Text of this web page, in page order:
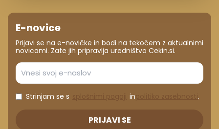
E-novice
Prijavi se na e-novičke in bodi na tekočem z aktualnimi
novicami. Zate jih pripravlja uredništvo Cekin.si.
Strinjam se s in .
PRIJAVI SE